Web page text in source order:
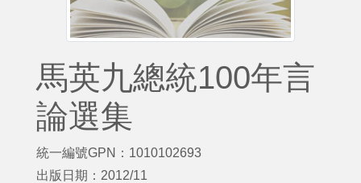
馬英九總統100年言
論選集
統一編號GPN：1010102693
出版日期：2012/11